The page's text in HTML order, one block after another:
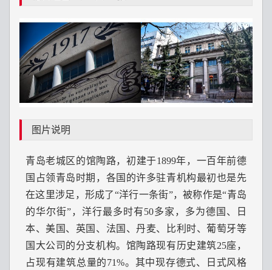
图片说明
青岛老城区的馆陶路，初建于1899年，一百年前德
国占领青岛时期，各国的许多驻青机构最初也是先
在这里涉足，形成了“洋行一条街”，被称作是“青岛
的华尔街”，洋行最多时有50多家，多为德国、日
本、美国、英国、法国、丹麦、比利时、葡萄牙等
国大公司的分支机构。馆陶路现有历史建筑25座，
占现有建筑总量的71%。其中现存德式、日式风格